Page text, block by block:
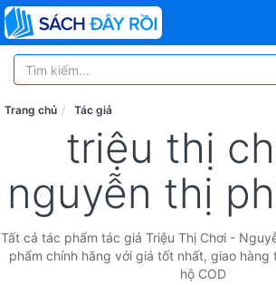
Trang chủ Tác giả
triệu thị
nguyễn thị
Tất cả tác phẩm tác giả Triệu Thị Chơi -
phẩm chính hãng với giá tốt nhất, giao hàng
hộ COD